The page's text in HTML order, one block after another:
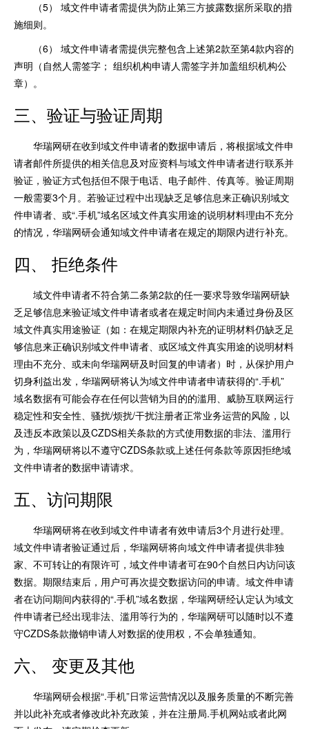
（5） 域文件申请者需提供为防止第三方披露数据所采取的措
施细则。
（6） 域文件申请者需提供完整包含上述第2款至第4款内容的
声明（自然人需签字； 组织机构申请人需签字并加盖组织机构公
章）。
三、验证与验证周期
华瑞网研在收到域文件申请者的数据申请后，将根据域文件申
请者邮件所提供的相关信息及对应资料与域文件申请者进行联系并
验证，验证方式包括但不限于电话、电子邮件、传真等。验证周期
一般需要3个月。若验证过程中出现缺乏足够信息来正确识别域文
件申请者、或“.手机”域名区域文件真实用途的说明材料理由不充分
的情况，华瑞网研会通知域文件申请者在规定的期限内进行补充。
四、 拒绝条件
域文件申请者不符合第二条第2款的任一要求导致华瑞网研缺
乏足够信息来验证域文件申请者或者在规定时间内未通过身份及区
域文件真实用途验证（如：在规定期限内补充的证明材料仍缺乏足
够信息来正确识别域文件申请者、或区域文件真实用途的说明材料
理由不充分、或未向华瑞网研及时回复的申请者）时，从保护用户
切身利益出发，华瑞网研将认为域文件申请者申请获得的“.手机”
域名数据有可能会存在任何以营销为目的的滥用、威胁互联网运行
稳定性和安全性、骚扰/烦扰/干扰注册者正常业务运营的风险，以
及违反本政策以及CZDS相关条款的方式使用数据的非法、滥用行
为，华瑞网研将以不遵守CZDS条款或上述任何条款等原因拒绝域
文件申请者的数据申请请求。
五、访问期限
华瑞网研将在收到域文件申请者有效申请后3个月进行处理。
域文件申请者验证通过后，华瑞网研将向域文件申请者提供非独
家、不可转让的有限许可，域文件申请者可在90个自然日内访问该
数据。期限结束后，用户可再次提交数据访问的申请。域文件申请
者在访问期间内获得的“.手机”域名数据，华瑞网研经认定认为域文
件申请者已经出现非法、滥用等行为的，华瑞网研可以随时以不遵
守CZDS条款撤销申请人对数据的使用权，不会单独通知。
六、 变更及其他
华瑞网研会根据“.手机”日常运营情况以及服务质量的不断完善
并以此补充或者修改此补充政策，并在注册局.手机网站或者此网